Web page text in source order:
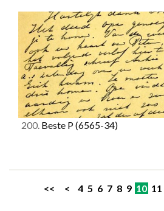
200. Beste P(6565-34)
<< < 4 5 6 7 8 9 10 11